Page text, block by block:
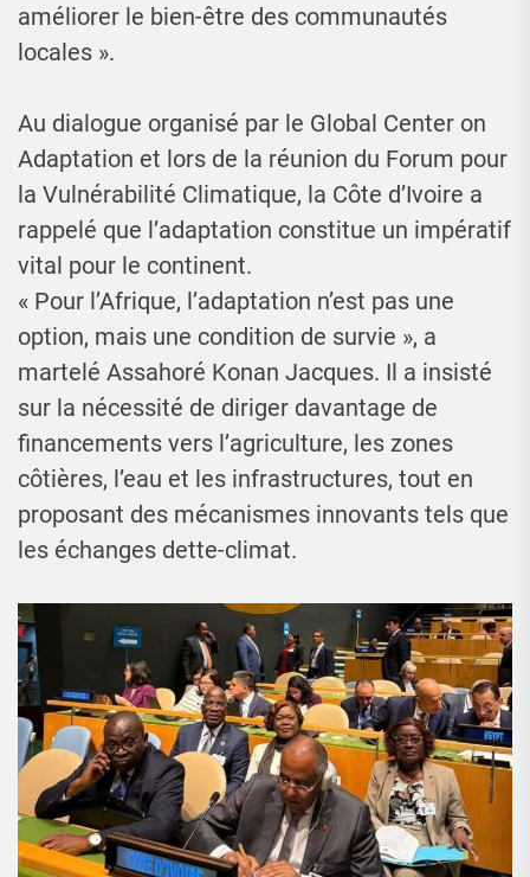
améliorer le bien-être des communautés
locales ».
Au dialogue organisé par le Global Center on
Adaptation et lors de la réunion du Forum pour
la Vulnérabilité Climatique, la Côte d’Ivoire a
rappelé que l’adaptation constitue un impératif
vital pour le continent.
« Pour l’Afrique, l’adaptation n’est pas une
option, mais une condition de survie », a
martelé Assahoré Konan Jacques. Il a insisté
sur la nécessité de diriger davantage de
financements vers l’agriculture, les zones
côtières, l’eau et les infrastructures, tout en
proposant des mécanismes innovants tels que
les échanges dette-climat.